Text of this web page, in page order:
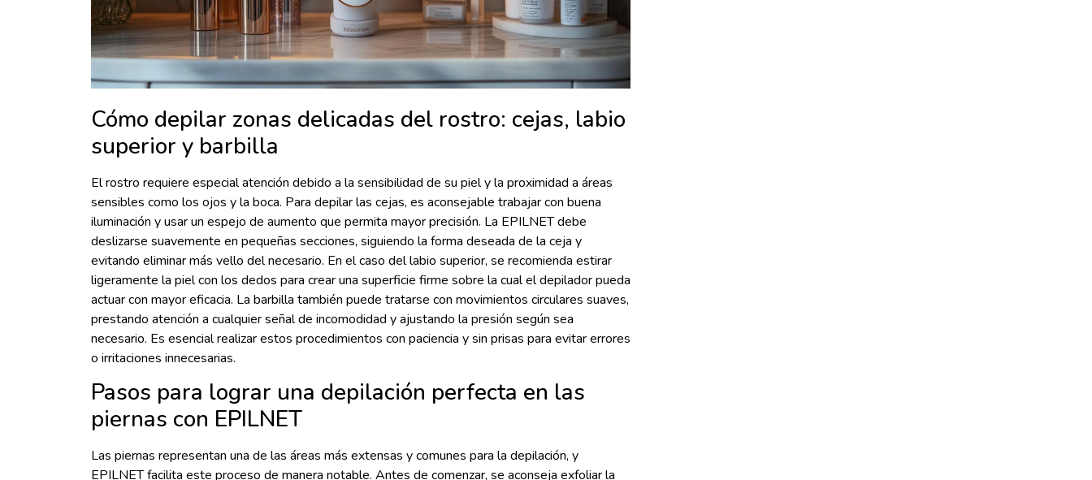
Cómo depilar zonas delicadas del rostro: cejas, labio
superior y barbilla
El rostro requiere especial atención debido a la sensibilidad de su piel y la proximidad a áreas
sensibles como los ojos y la boca. Para depilar las cejas, es aconsejable trabajar con buena
iluminación y usar un espejo de aumento que permita mayor precisión. La EPILNET debe
deslizarse suavemente en pequeñas secciones, siguiendo la forma deseada de la ceja y
evitando eliminar más vello del necesario. En el caso del labio superior, se recomienda estirar
ligeramente la piel con los dedos para crear una superficie firme sobre la cual el depilador pueda
actuar con mayor eficacia. La barbilla también puede tratarse con movimientos circulares suaves,
prestando atención a cualquier señal de incomodidad y ajustando la presión según sea
necesario. Es esencial realizar estos procedimientos con paciencia y sin prisas para evitar errores
o irritaciones innecesarias.
Pasos para lograr una depilación perfecta en las
piernas con EPILNET
Las piernas representan una de las áreas más extensas y comunes para la depilación, y
EPILNET facilita este proceso de manera notable. Antes de comenzar, se aconseja exfoliar la